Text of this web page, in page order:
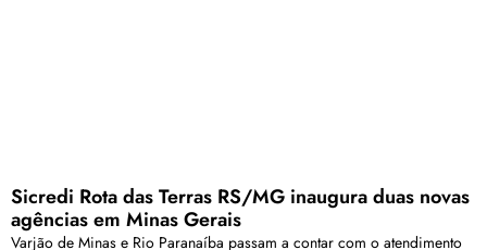
Sicredi Rota das Terras RS/MG inaugura duas novas
agências em Minas Gerais
Varjão de Minas e Rio Paranaíba passam a contar com o atendimento